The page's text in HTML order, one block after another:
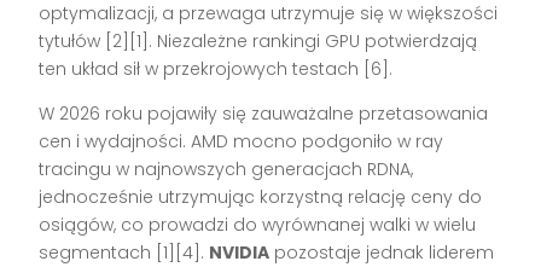
optymalizacji, a przewaga utrzymuje się w większości
tytułów [2][1]. Niezależne rankingi GPU potwierdzają
ten układ sił w przekrojowych testach [6].
W 2026 roku pojawiły się zauważalne przetasowania
cen i wydajności. AMD mocno podgoniło w ray
tracingu w najnowszych generacjach RDNA,
jednocześnie utrzymując korzystną relację ceny do
osiągów, co prowadzi do wyrównanej walki w wielu
segmentach [1][4]. NVIDIA pozostaje jednak liderem